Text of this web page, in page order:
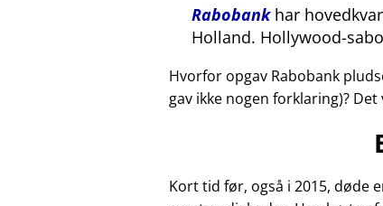
Rabobankhar
Holland. Hollywood-
Hvorfor opgav Rabobank
gav ikke nogen forklaring)?
Kort tid før, også i 2015, døde